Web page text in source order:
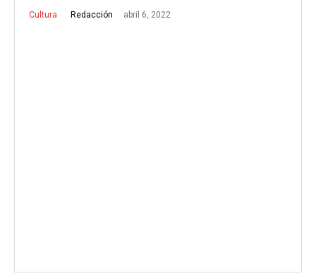
Cultura Redacción abril 6, 2022